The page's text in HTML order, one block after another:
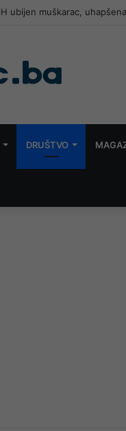
DRUŠTVO